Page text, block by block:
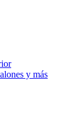
y más